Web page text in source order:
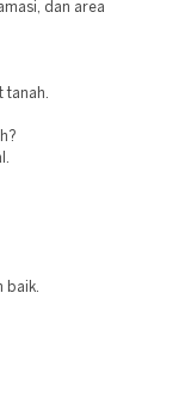
dan area
baik.